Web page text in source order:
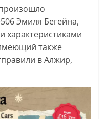
Эмиля Бегейна,
также
в Алжир,